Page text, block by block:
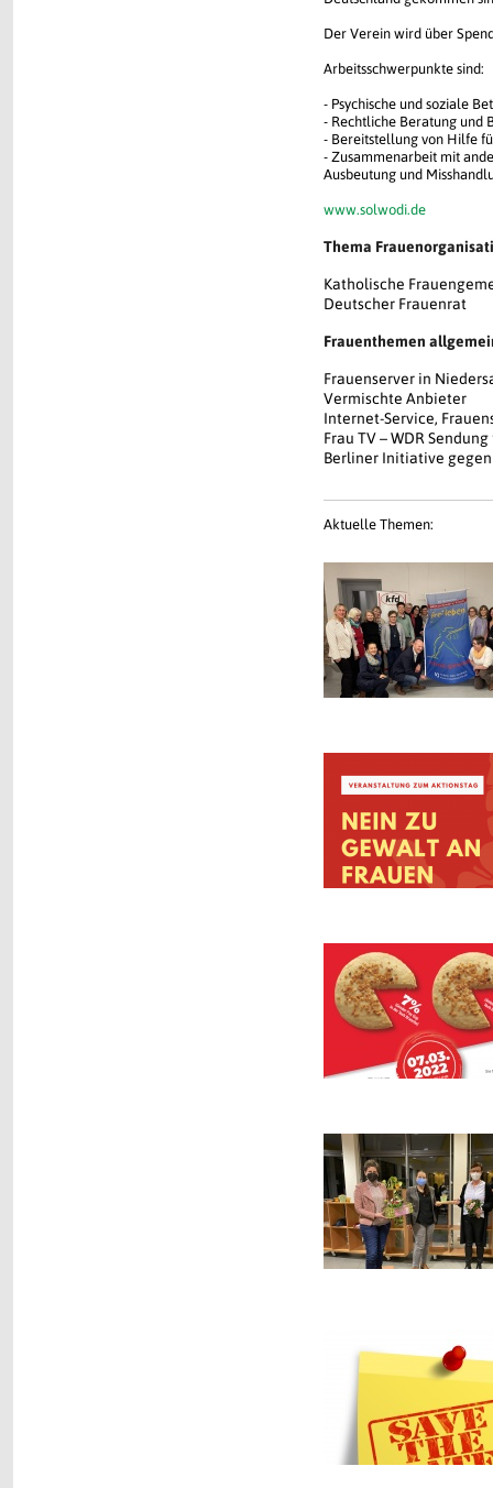
Der Verein wird über
Arbeitsschwerpunkte sind:
- Psychische und soziale
- Rechtliche Beratung und
- Bereitstellung von Hilfe
- Zusammenarbeit mit
Ausbeutung und
www.solwodi.de
Thema
Katholische
Deutscher Frauenrat
Frauenthemen
Frauenserver in
Vermischte Anbieter
Internet-Service,
Frau TV – WDR
Berliner Initiative gegen
Aktuelle Themen: